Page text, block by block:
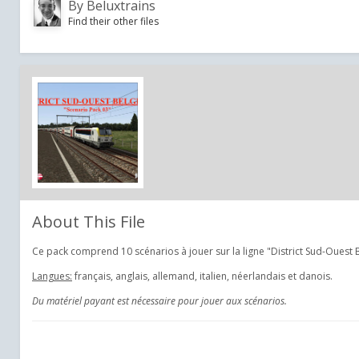
By Beluxtrains
Find their other files
About This File
Ce pack comprend 10 scénarios à jouer sur la ligne "District Sud-Ouest
Langues: français, anglais, allemand, italien, néerlandais et danois.
Du matériel payant est nécessaire pour jouer aux scénarios.